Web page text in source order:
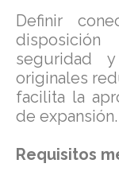
Definir
seguridad
originales
facilita la
de expansión.
Requisitos